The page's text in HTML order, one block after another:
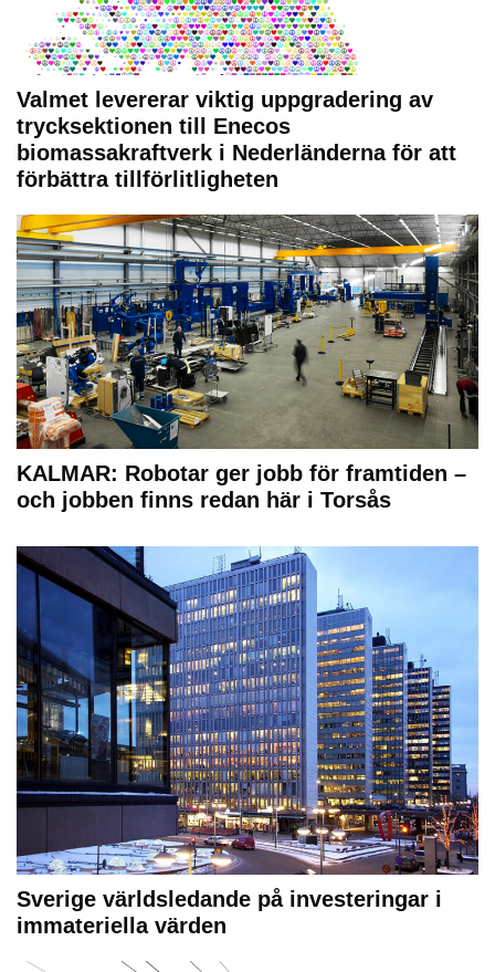
Valmet levererar viktig uppgradering av
trycksektionen till Enecos
biomassakraftverk i Nederländerna för att
förbättra tillförlitligheten
KALMAR: Robotar ger jobb för framtiden –
och jobben finns redan här i Torsås
Sverige världsledande på investeringar i
immateriella värden